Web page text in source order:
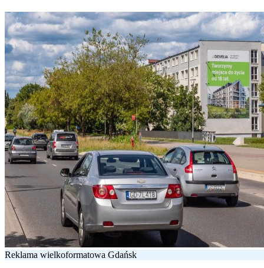
Reklama wielkoformatowa Gdańsk